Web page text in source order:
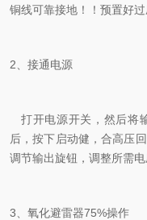
铜线可靠接地！！预置好
2、接通电源
打开电源开关，然后将
后，按下启动健，合高压
调节输出旋钮，调整所需电
3、氧化避雷器75%操作